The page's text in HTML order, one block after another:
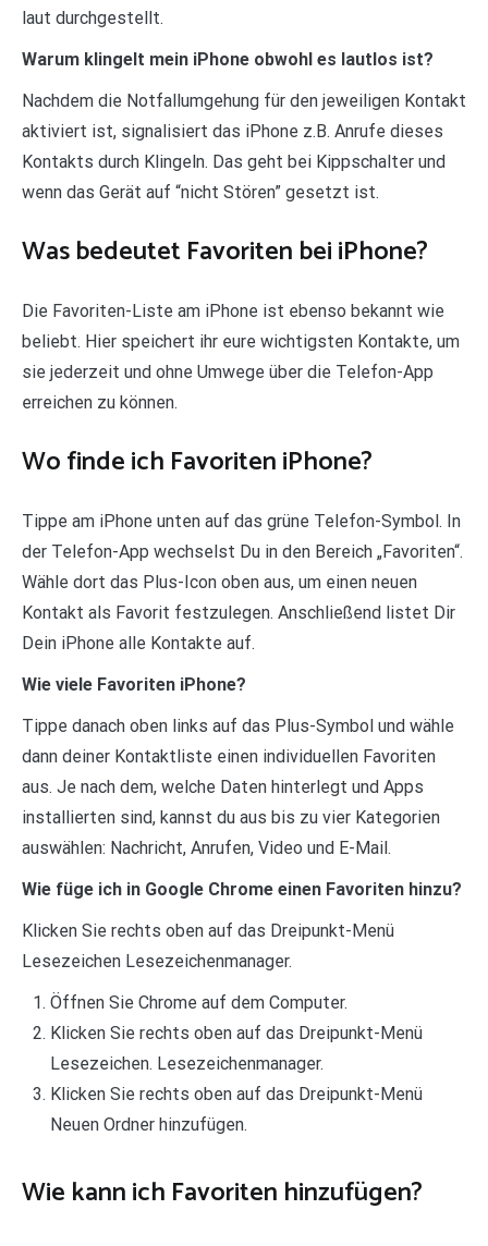
laut durchgestellt.
Warum klingelt mein iPhone obwohl es lautlos ist?
Nachdem die Notfallumgehung für den jeweiligen Kontakt
aktiviert ist, signalisiert das iPhone z.B. Anrufe dieses
Kontakts durch Klingeln. Das geht bei Kippschalter und
wenn das Gerät auf “nicht Stören” gesetzt ist.
Was bedeutet Favoriten bei iPhone?
Die Favoriten-Liste am iPhone ist ebenso bekannt wie
beliebt. Hier speichert ihr eure wichtigsten Kontakte, um
sie jederzeit und ohne Umwege über die Telefon-App
erreichen zu können.
Wo finde ich Favoriten iPhone?
Tippe am iPhone unten auf das grüne Telefon-Symbol. In
der Telefon-App wechselst Du in den Bereich „Favoriten“.
Wähle dort das Plus-Icon oben aus, um einen neuen
Kontakt als Favorit festzulegen. Anschließend listet Dir
Dein iPhone alle Kontakte auf.
Wie viele Favoriten iPhone?
Tippe danach oben links auf das Plus-Symbol und wähle
dann deiner Kontaktliste einen individuellen Favoriten
aus. Je nach dem, welche Daten hinterlegt und Apps
installierten sind, kannst du aus bis zu vier Kategorien
auswählen: Nachricht, Anrufen, Video und E-Mail.
Wie füge ich in Google Chrome einen Favoriten hinzu?
Klicken Sie rechts oben auf das Dreipunkt-Menü
Lesezeichen Lesezeichenmanager.
Öffnen Sie Chrome auf dem Computer.
Klicken Sie rechts oben auf das Dreipunkt-Menü
Lesezeichen. Lesezeichenmanager.
Klicken Sie rechts oben auf das Dreipunkt-Menü
Neuen Ordner hinzufügen.
Wie kann ich Favoriten hinzufügen?